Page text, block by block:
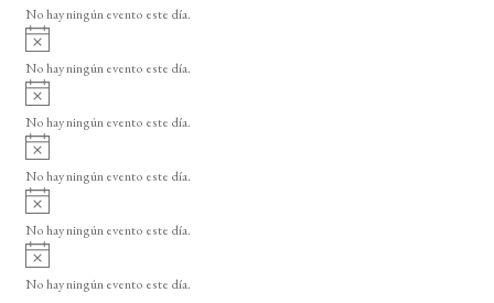
o
i
o
No hay ningún evento este día.
A
v
i
o
No hay ningún evento este día.
A
v
i
o
No hay ningún evento este día.
A
v
i
o
No hay ningún evento este día.
A
v
i
o
No hay ningún evento este día.
A
v
i
No hay ningún evento este día.